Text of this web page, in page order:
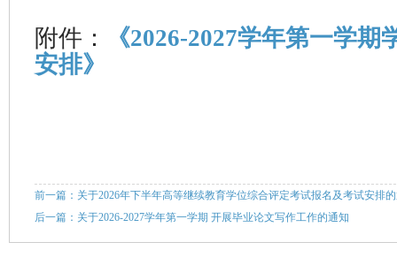
附件：
《2026-2027学年第一学
安排》
前一篇：关于2026年下半年高等继续教育学位综合评定考试报名及考试安排
后一篇：关于2026-2027学年第一学期 开展毕业论文写作工作的通知